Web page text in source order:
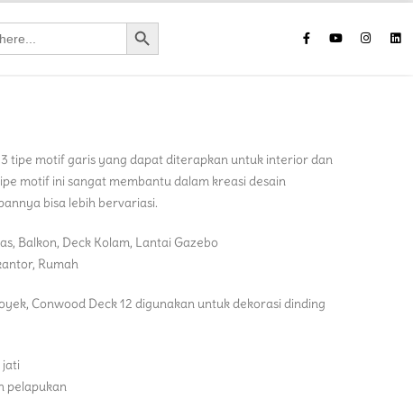
Search Button
3 tipe motif garis yang dapat diterapkan untuk interior dan
motif ini sangat membantu dalam kreasi desain
bisa lebih bervariasi.
Balkon, Deck Kolam, Lantai Gazebo
Rumah
Conwood Deck 12 digunakan untuk dekorasi dinding
jati
pelapukan